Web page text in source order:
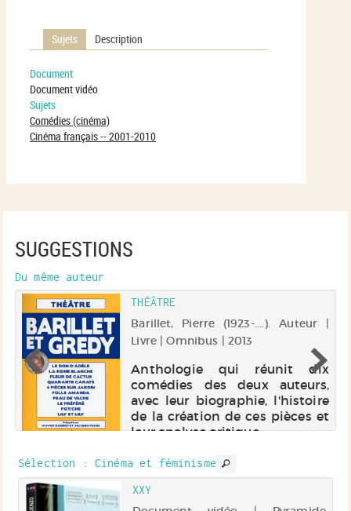
Sujets Description
Document
Document vidéo
Sujets
Comédies (cinéma)
Cinéma français -- 2001-2010
SUGGESTIONS
Du même auteur
THÉÂTRE
Barillet, Pierre (1923-....). Auteur |
Livre | Omnibus | 2013
Anthologie qui réunit dix
comédies des deux auteurs,
avec leur biographie, l'histoire
de la création de ces pièces et
leur analyse critique.
Sélection : Cinéma et féminisme
XXY